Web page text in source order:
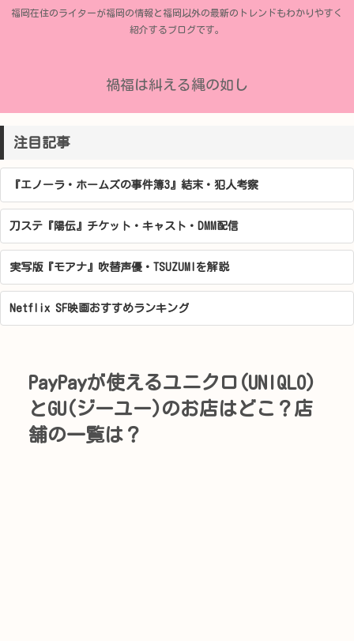
福岡在住のライターが福岡の情報と福岡以外の最新のトレンドもわかりやすく
紹介するブログです。
禍福は糾える縄の如し
注目記事
『エノーラ・ホームズの事件簿3』結末・犯人考察
刀ステ『陽伝』チケット・キャスト・DMM配信
実写版『モアナ』吹替声優・TSUZUMIを解説
Netflix SF映画おすすめランキング
PayPayが使えるユニクロ(UNIQLO)
とGU(ジーユー)のお店はどこ？店
舗の一覧は？